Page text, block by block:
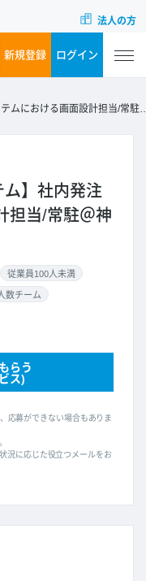
法人の方
新規登録 ログイン
おける画面設計担当/常駐＠神保町
ム】社内発注
担当/常駐＠神
従業員100人未満
数チーム
らう
ス)
応募ができない場合もありま
況に応じた役立つメールをお